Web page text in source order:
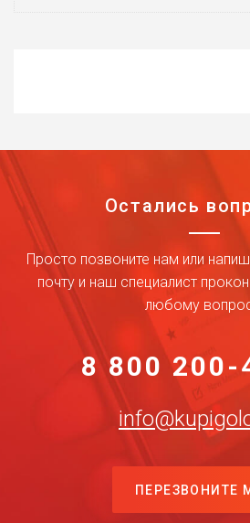
Остались
Просто позвоните нам или
почту и наш специалист
любому
8 800 200-
ПЕРЕЗВОНИТЕ